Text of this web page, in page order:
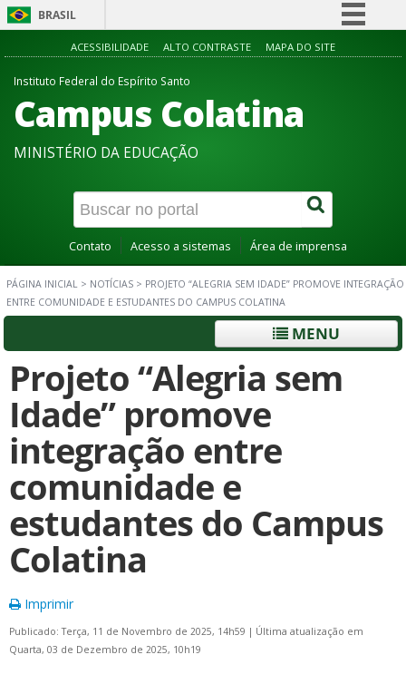
BRASIL
Simplifique!
Acesso à informação
Canais
ACESSIBILIDADE ALTO CONTRASTE MAPA DO SITE
Instituto Federal do Espírito Santo
Campus Colatina
MINISTÉRIO DA EDUCAÇÃO
Contato Acesso a sistemas Área de imprensa
PÁGINA INICIAL > NOTÍCIAS > PROJETO “ALEGRIA SEM IDADE” PROMOVE INTEGRAÇÃO
ENTRE COMUNIDADE E ESTUDANTES DO CAMPUS COLATINA
MENU
Projeto “Alegria sem
Idade” promove
integração entre
comunidade e
estudantes do Campus
Colatina
Imprimir
Publicado: Terça, 11 de Novembro de 2025, 14h59 | Última atualização em
Quarta, 03 de Dezembro de 2025, 10h19